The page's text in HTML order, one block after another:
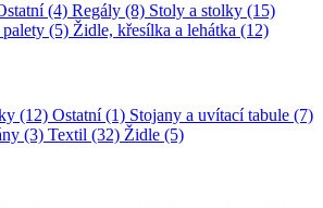
(4) Regály (8) Stoly a stolky (15)
palety (5) Židle, křesílka a lehátka (12)
(12) Ostatní (1) Stojany a uvítací tabule (7)
(3) Textil (32) Židle (5)